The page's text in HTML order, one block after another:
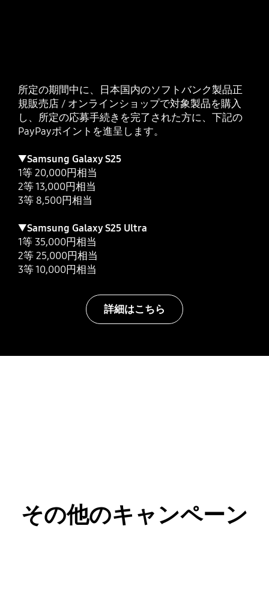
所定の期間中に、日本国内のソフトバンク製品正
規販売店 / オンラインショップで対象製品を購入
し、所定の応募手続きを完了された方に、下記の
PayPayポイントを進呈します。
▼Samsung Galaxy S25
1等 20,000円相当
2等 13,000円相当
3等 8,500円相当
▼Samsung Galaxy S25 Ultra
1等 35,000円相当
2等 25,000円相当
3等 10,000円相当
詳細はこちら
その他のキャンペーン